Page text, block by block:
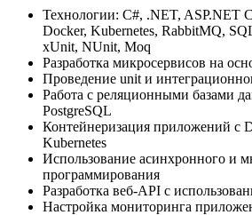
Технологии: C#, .NET, ASP.NET
Docker, Kubernetes, RabbitMQ,
xUnit, NUnit, Moq
Разработка микросервисов на
Проведение unit и
Работа с реляционными базами
PostgreSQL
Контейнеризация приложений с
Kubernetes
Использование асинхронного и
программирования
Разработка веб-API с
Настройка мониторинга